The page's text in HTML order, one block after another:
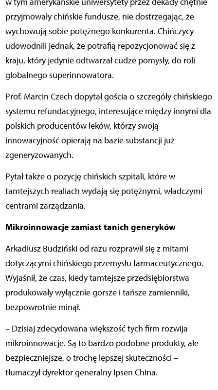
przyjmowały chińskie fundusze, nie dostrzegając, że
wychowują sobie potężnego konkurenta. Chińczycy
udowodnili jednak, że potrafią repozycjonować się z
kraju, który jedynie odtwarzał cudze pomysły, do roli
globalnego superinnowatora.
Prof. Marcin Czech dopytał gościa o szczegóły chińskiego
systemu refundacyjnego, interesujące między innymi dla
polskich producentów leków, którzy swoją
innowacyjność opierają na bazie substancji już
zgeneryzowanych.
Pytał także o pozycję chińskich szpitali, które w
tamtejszych realiach wydają się potężnymi, władczymi
centrami zarządzania.
Mikroinnowacje zamiast tanich generyków
Arkadiusz Budziński od razu rozprawił się z mitami
dotyczącymi chińskiego przemysłu farmaceutycznego.
Wyjaśnił, że czas, kiedy tamtejsze przedsiębiorstwa
produkowały wyłącznie gorsze i tańsze zamienniki,
bezpowrotnie minął.
– Dzisiaj zdecydowana większość tych firm rozwija
mikroinnowacje. Są to bardzo podobne produkty, ale
bezpieczniejsze, o trochę lepszej skuteczności –
tłumaczył dyrektor generalny Ipsen China.